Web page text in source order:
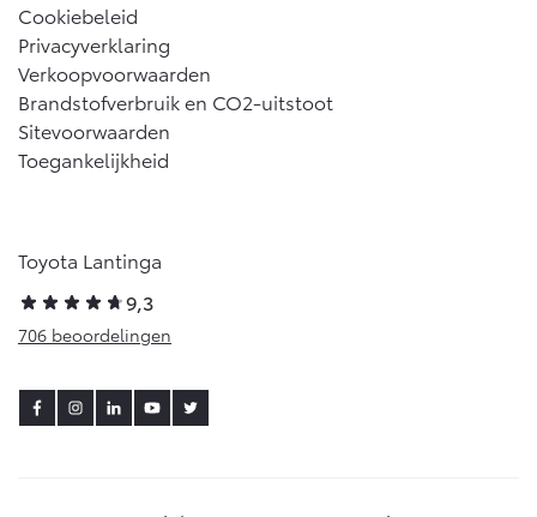
Cookiebeleid
Privacyverklaring
Verkoopvoorwaarden
Brandstofverbruik en CO2-uitstoot
Sitevoorwaarden
Toegankelijkheid
Toyota Lantinga
9,3
706 beoordelingen